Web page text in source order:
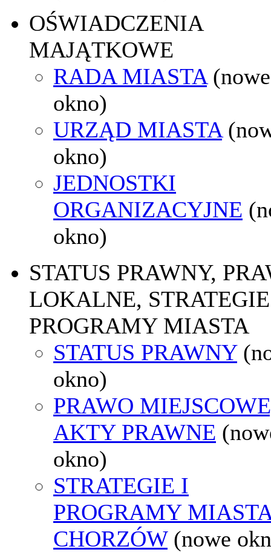
OŚWIADCZENIA
MAJĄTKOWE
RADA MIASTA (nowe
okno)
URZĄD MIASTA
okno)
JEDNOSTKI
ORGANIZACYJNE
okno)
STATUS PRAWNY,
LOKALNE,
PROGRAMY MIASTA
STATUS PRAWNY
okno)
PRAWO
AKTY PRAWNE
okno)
STRATEGIE I
PROGRAMY
CHORZÓW (nowe